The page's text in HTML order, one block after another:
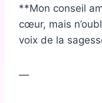
**Mon conseil
cœur, mais
voix de la
—